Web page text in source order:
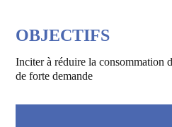
OBJECTIFS
Inciter à réduire la consommation
de forte demande